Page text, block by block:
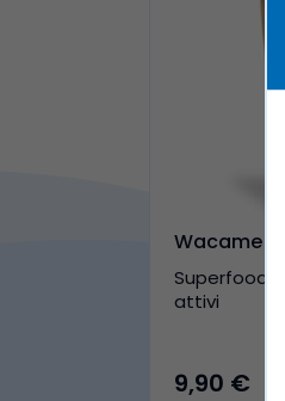
Wacame
Superfood
attivi
9,90 €